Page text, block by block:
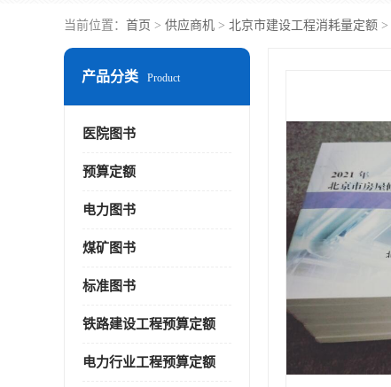
当前位置： 首页 > 供应商机 > 北京市建设工程消耗量定额 >
产品分类 Product
医院图书
预算定额
电力图书
煤矿图书
标准图书
铁路建设工程预算定额
电力行业工程预算定额